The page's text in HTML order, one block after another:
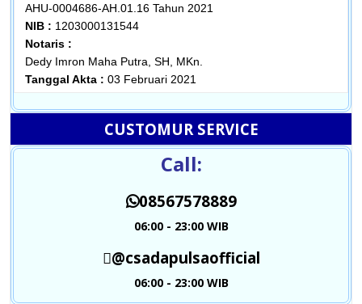
AHU-0004686-AH.01.16 Tahun 2021
NIB : 1203000131544
Notaris :
Dedy Imron Maha Putra, SH, MKn.
Tanggal Akta : 03 Februari 2021
CUSTOMUR SERVICE
Call:
08567578889
06:00 - 23:00 WIB
@csadapulsaofficial
06:00 - 23:00 WIB